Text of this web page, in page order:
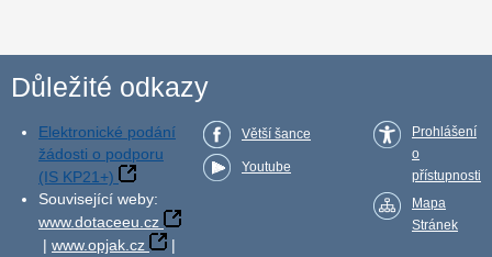
Důležité odkazy
Elektronické podání
žádosti o podporu
(IS KP21+)
Související weby:
www.dotaceeu.cz
| www.opjak.cz
|
Větší šance
Youtube
Prohlášení
o
přístupnosti
Mapa
Stránek